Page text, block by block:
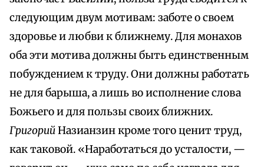
следующим двум мотивам: заботе о своем
здоровье и любви к ближнему. Для монахов
оба эти мотива должны быть единственным
побуждением к труду. Они должны работать
не для барыша, а лишь во исполнение слова
Божьего и для пользы своих ближних.
ГригорийНазианзин кроме того ценит труд,
как таковой. «Наработаться до усталости, —